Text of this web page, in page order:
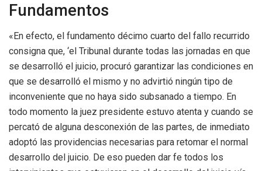
Fundamentos
«En efecto, el fundamento décimo cuarto del fallo recurrido
consigna que, ‘el Tribunal durante todas las jornadas en que
se desarrolló el juicio, procuró garantizar las condiciones en
que se desarrolló el mismo y no advirtió ningún tipo de
inconveniente que no haya sido subsanado a tiempo. En
todo momento la juez presidente estuvo atenta y cuando se
percató de alguna desconexión de las partes, de inmediato
adoptó las providencias necesarias para retomar el normal
desarrollo del juicio. De eso pueden dar fe todos los